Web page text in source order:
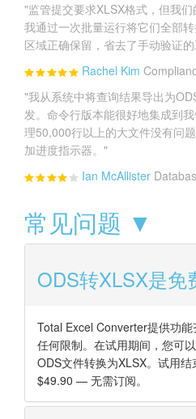
"监管提交要求XLSX格式，但我们
我通过一次批量运行将它们全部
区域正确保留，省去了手动验证
Rachel Kim
"我从系统中将查询结果导出为
发。命令行版本能很好地集成到
理50,000行以上的大文件没有问
加进度指示器。"
Ian McAllister
常见问题 ▼
ODS转XLSX是免
Total Excel Converter提供功能
任何限制。在试用期间，您可
ODS文件转换为XLSX。试用
$49.90 — 无需订阅。